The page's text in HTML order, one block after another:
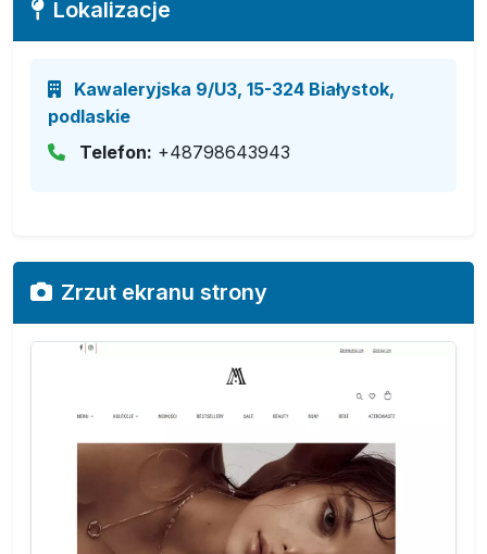
Lokalizacje
Kawaleryjska 9/U3, 15-324 Białystok,
podlaskie
Telefon: +48798643943
Zrzut ekranu strony